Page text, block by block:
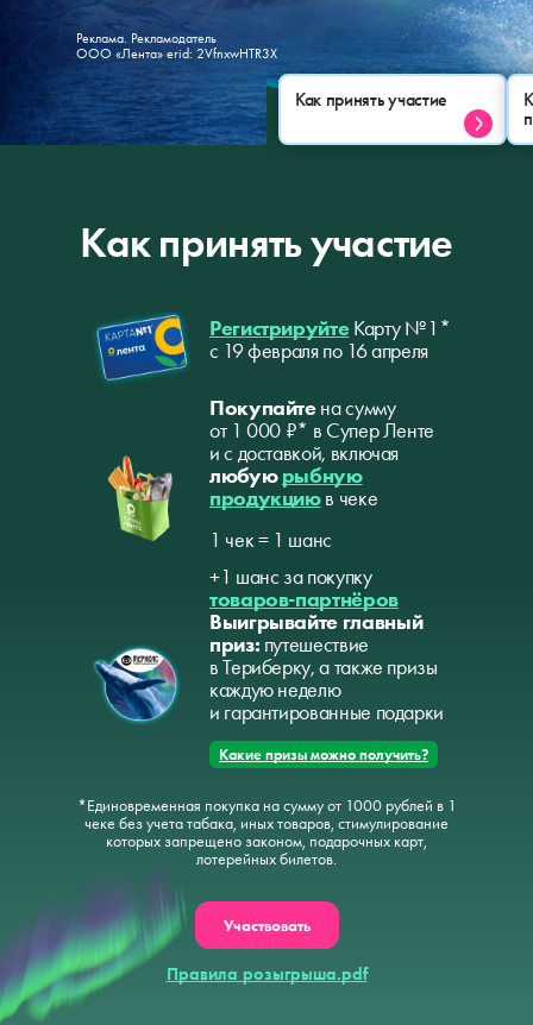
Реклама. Рекламодатель
ООО «Лента» erid: 2VfnxwHTR3X
Как принять участие
Как принять участие
РегистрируйтеКарту № 1*
с 19 февраля по 16 апреля
Покупайтена сумму
от 1 000 ₽* в Супер Ленте
и с доставкой, включая
любую рыбную
продукциюв чеке
1 чек = 1 шанс
+1 шанс за покупку
товаров-партнёров
Выигрывайте главный
приз: путешествие
в Териберку, а также призы
каждую неделю
и гарантированные подарки
Какие призы можно получить?
*Единовременная покупка на сумму от 1000 рублей в 1
чеке без учета табака, иных товаров, стимулирование
которых запрещено законом, подарочных карт,
лотерейных билетов.
Участвовать
Правила розыгрыша.pdf